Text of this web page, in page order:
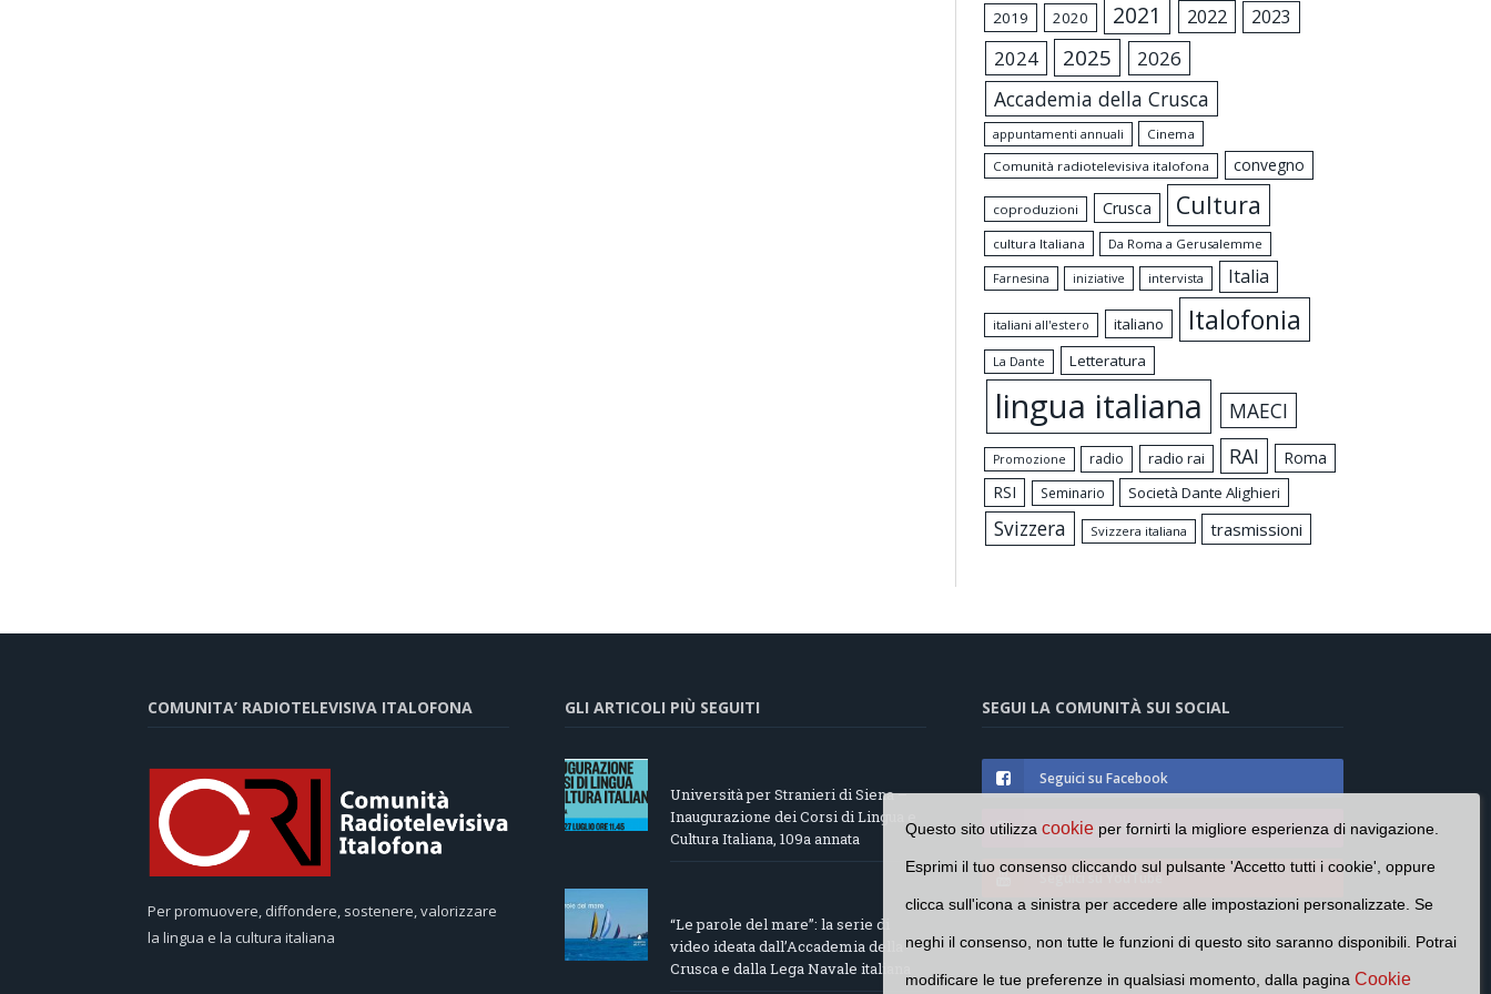
2019 2020 2021 2022 2023
2024 2025 2026
Accademia della Crusca
appuntamenti annuali
Cinema
Comunità radiotelevisiva italofona
convegno
coproduzioni Crusca Cultura
cultura Italiana Da Roma a Gerusalemme
Farnesina iniziative intervista Italia
italiani all'estero italiano Italofonia
La Dante Letteratura
lingua italiana MAECI
Promozione radio radio rai RAI
Roma
RSI
Seminario Società Dante Alighieri
Svizzera Svizzera italiana trasmissioni
COMUNITA’ RADIOTELEVISIVA ITALOFONA
Per promuovere, diffondere, sostenere, valorizzare
la lingua e la cultura italiana
GLI ARTICOLI PIÙ SEGUITI
Università per Stranieri di Siena –
Inaugurazione dei Corsi di Lingua e
Cultura Italiana, 109a annata
“Le parole del mare”: la serie di
video ideata dall’Accademia della
Crusca e dalla Lega Navale italiana
SEGUI LA COMUNITÀ SUI SOCIAL
Seguici su Facebook
Seguici su Instagram
Seguici su YouTube
Questo sito utilizzacookie per fornirti la migliore esperienza di navigazione.
Esprimi il tuo consenso cliccando sul pulsante 'Accetto tutti i cookie', oppure
clicca sull'icona a sinistra per accedere alle impostazioni personalizzate. Se
neghi il consenso, non tutte le funzioni di questo sito saranno disponibili. Potrai
modificare le tue preferenze in qualsiasi momento, dalla pagina Cookie